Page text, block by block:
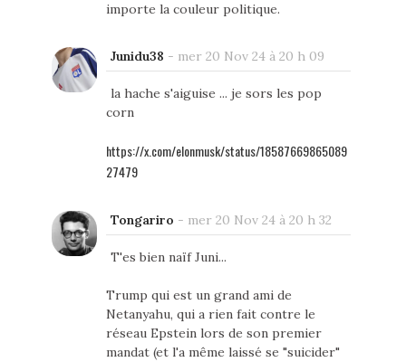
importe la couleur politique.
Junidu38 - mer 20 Nov 24 à 20 h 09
la hache s'aiguise ... je sors les pop
corn
https://x.com/elonmusk/status/18587669865089
27479
Tongariro - mer 20 Nov 24 à 20 h 32
T'es bien naïf Juni...
Trump qui est un grand ami de
Netanyahu, qui a rien fait contre le
réseau Epstein lors de son premier
mandat (et l'a même laissé se "suicider"